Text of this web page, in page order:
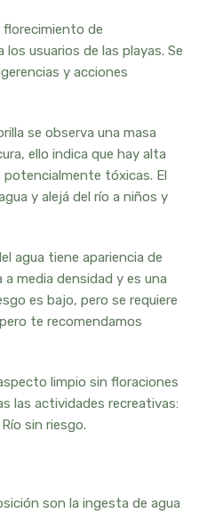
florecimiento de
usuarios de las playas. Se
y acciones
se observa una masa
ello indica que hay alta
tóxicas. El
y alejá del río a niños y
agua tiene apariencia de
a media densidad y es una
es bajo, pero se requiere
te recomendamos
limpio sin floraciones
las actividades recreativas:
sin riesgo.
son la ingesta de agua